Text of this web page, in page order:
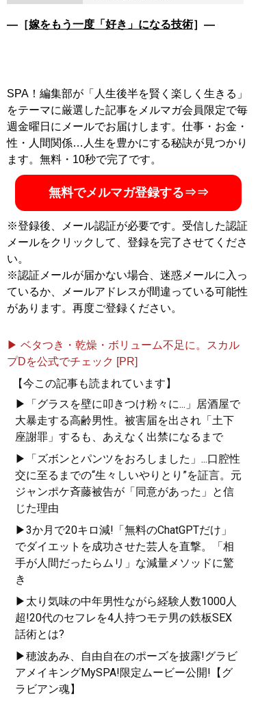
―［嫁をもう一度「好き」になる技術］―
SPA！編集部が「人生後半を賢く楽しく生きる」
をテーマに厳選した記事をメルマガ会員限定で毎
週金曜日にメールでお届けします。仕事・お金・
性・人間関係…人生を豊かにする秘訣が見つかり
ます。無料・10秒で完了です。
無料でメルマガ登録する⇒⇒
※登録後、メール認証が必要です。受信した認証
メールをクリックして、登録を完了させてくださ
い。
※認証メールが届かない場合、迷惑メールに入っ
ているか、メールアドレスが間違っている可能性
があります。再度ご登録ください。
▶ ベタつき・乾燥・ボリューム不足に。スカル
プDを公式でチェック [PR]
【今この記事も読まれています】
▶「グラスを壁に叩きつけ粉々に...」居酒屋で
大暴走する高齢男性。被害届を出され「土下
座謝罪」するも、あえなく出禁になるまで
▶「ズボンとパンツをおろしました」...口腔性
交に至るまでの“生々しいやりとり”を証言。元
ジャンポケ斉藤被告が「同意があった」と信
じた理由
▶3か月で20キロ減!「無料のChatGPTだけ」
でダイエットを成功させた芸人を直撃。「相
手が人間だったらムリ」な減量メソッドに驚
き
▶太り気味の中年男性ながら経験人数1000人
超!20代のセフレを4人持つモテ男の鉄板SEX
話術とは?
▶穂波あみ、自由自在のポーズを披露!グラビ
アメイキングMySPA!限定ムービー公開!【グ
ラビアン魂】